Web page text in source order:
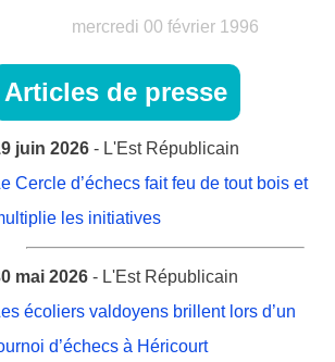
mercredi 00 février 1996
Articles de presse
juin 2026- L'Est Républicain
Cercle d’échecs fait feu de tout bois et
les initiatives
mai 2026- L'Est Républicain
écoliers valdoyens brillent lors d’un
d’échecs à Héricourt